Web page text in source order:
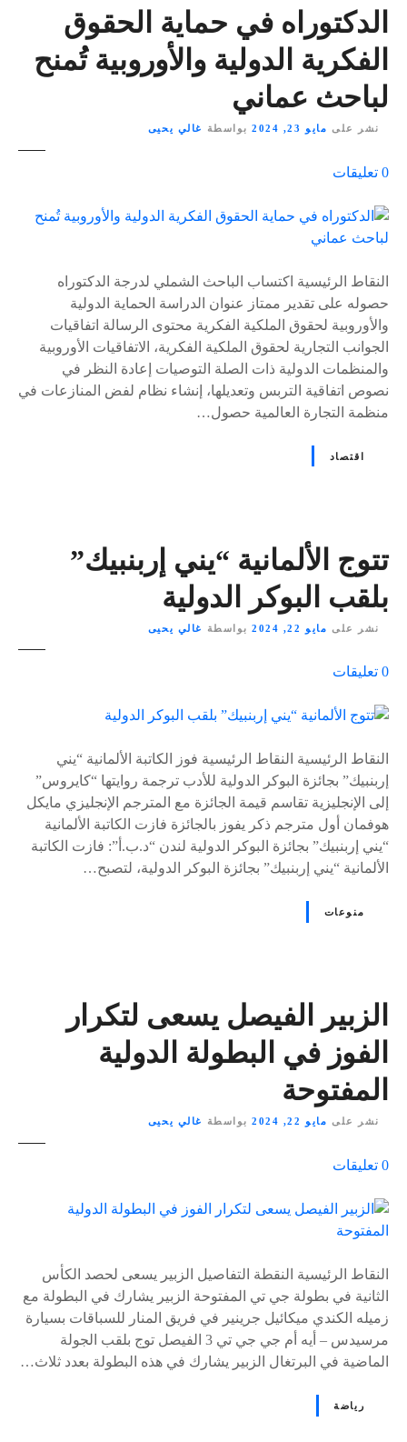
الدكتوراه في حماية الحقوق
الفكرية الدولية والأوروبية تُمنح
لباحث عماني
نشر على مايو 23, 2024 بواسطة غالي يحيى
0 تعليقات
ى
٪
النقاط الرئيسية اكتساب الباحث الشملي لدرجة الدكتوراه
حصوله على تقدير ممتاز عنوان الدراسة الحماية الدولية
والأوروبية لحقوق الملكية الفكرية محتوى الرسالة اتفاقيات
الجوانب التجارية لحقوق الملكية الفكرية، الاتفاقيات الأوروبية
والمنظمات الدولية ذات الصلة التوصيات إعادة النظر في
نصوص اتفاقية التربس وتعديلها، إنشاء نظام لفض المنازعات في
منظمة التجارة العالمية حصول…
اقتصاد
تتوج الألمانية “يني إربنبيك”
بلقب البوكر الدولية
نشر على مايو 22, 2024 بواسطة غالي يحيى
0 تعليقات
ى
s
النقاط الرئيسية النقاط الرئيسية فوز الكاتبة الألمانية “يني
إربنبيك” بجائزة البوكر الدولية للأدب ترجمة روايتها “كايروس”
إلى الإنجليزية تقاسم قيمة الجائزة مع المترجم الإنجليزي مايكل
هوفمان أول مترجم ذكر يفوز بالجائزة فازت الكاتبة الألمانية
“يني إربنبيك” بجائزة البوكر الدولية لندن “د.ب.أ”: فازت الكاتبة
الألمانية “يني إربنبيك” بجائزة البوكر الدولية، لتصبح…
منوعات
الزبير الفيصل يسعى لتكرار
الفوز في البطولة الدولية
المفتوحة
نشر على مايو 22, 2024 بواسطة غالي يحيى
0 تعليقات
ى
النقاط الرئيسية النقطة التفاصيل الزبير يسعى لحصد الكأس
الثانية في بطولة جي تي المفتوحة الزبير يشارك في البطولة مع
زميله الكندي ميكائيل جرينير في فريق المنار للسباقات بسيارة
مرسيدس – أيه أم جي جي تي 3 الفيصل توج بلقب الجولة
الماضية في البرتغال الزبير يشارك في هذه البطولة بعدد ثلاث…
رياضة